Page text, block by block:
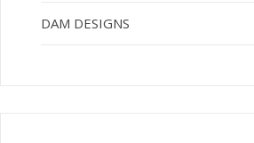
DAM DESIGNS